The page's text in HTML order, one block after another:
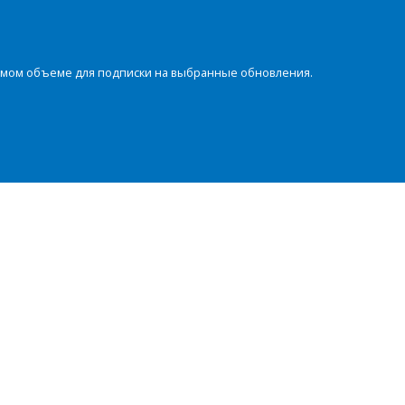
объеме для подписки на выбранные обновления.